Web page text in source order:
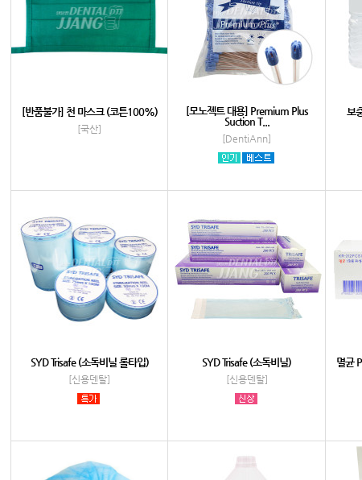
[반품불가] 천 마스크 (코튼100%)
[국산]
[모노젝트 대용] Premium Plus
Suction T...
[DentiAnn]
보
SYD Trisafe (소독비닐 롤타입)
[신용덴탈]
SYD Trisafe (소독비닐)
[신용덴탈]
멸균